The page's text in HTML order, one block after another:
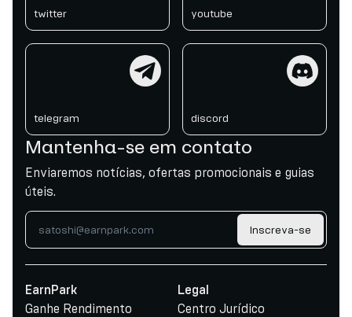
twitter youtube
telegram discord
Mantenha-se em contato
Enviaremos notícias, ofertas promocionais e guias
úteis.
Inscreva-se
EarnPark
Ganhe Rendimento
Legal
Centro Jurídico